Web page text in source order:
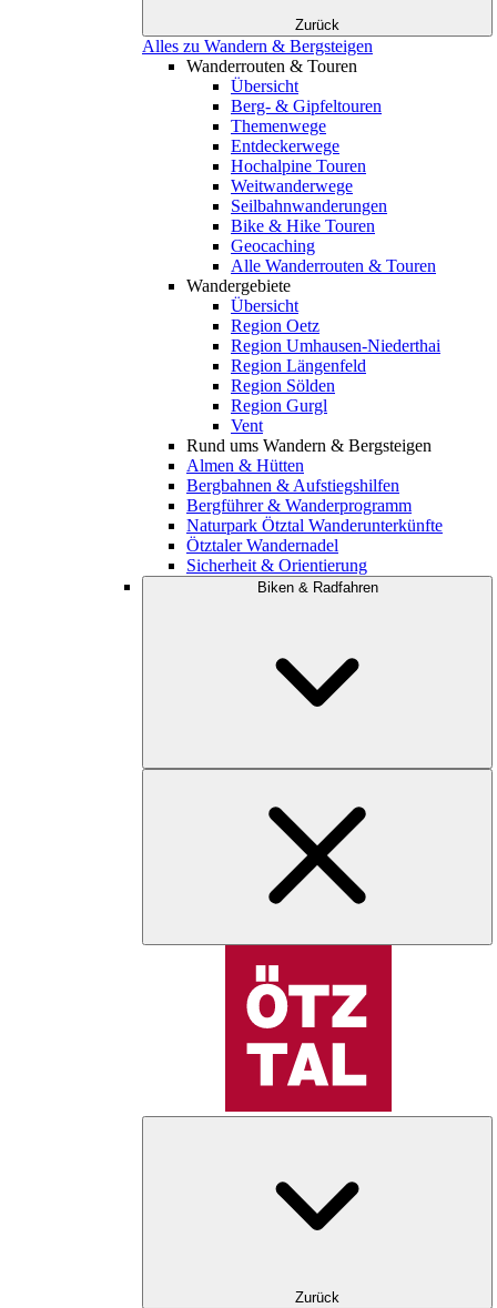
Zurück
Alles zu Wandern & Bergsteigen
Wanderrouten & Touren
Übersicht
Berg- & Gipfeltouren
Themenwege
Entdeckerwege
Hochalpine Touren
Weitwanderwege
Seilbahnwanderungen
Bike & Hike Touren
Geocaching
Alle Wanderrouten & Touren
Wandergebiete
Übersicht
Region Oetz
Region Umhausen-Niederthai
Region Längenfeld
Region Sölden
Region Gurgl
Vent
Rund ums Wandern & Bergsteigen
Almen & Hütten
Bergbahnen & Aufstiegshilfen
Bergführer & Wanderprogramm
Naturpark Ötztal Wanderunterkünfte
Ötztaler Wandernadel
Sicherheit & Orientierung
Biken & Radfahren
Zurück